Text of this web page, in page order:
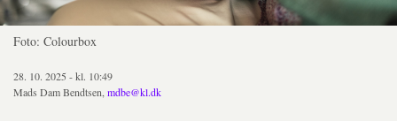
Foto: Colourbox
28. 10. 2025 - kl. 10:49
Mads Dam Bendtsen, mdbe@kl.dk